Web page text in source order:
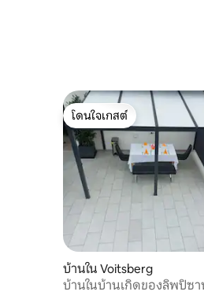
โดนใจเกสต์
โดนใจเกสต์
บ้านใน Voitsberg
บ้านในบ้านเกิดของลิพปิซา